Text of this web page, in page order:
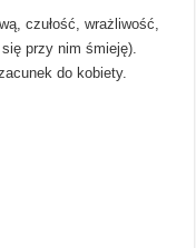
czułość, wrażliwość,
przy nim śmieję).
do kobiety.